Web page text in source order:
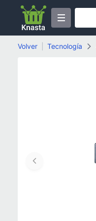
Volver Tecnología